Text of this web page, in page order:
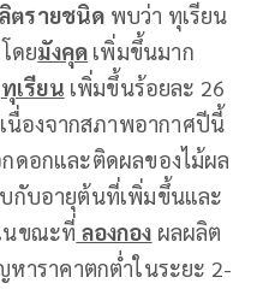
ตรายชนิด พบว่า ทุเรียน
ดยมังคุด เพิ่มขึ้นมาก
ทุเรียน เพิ่มขึ้นร้อยละ 26
นื่องจากสภาพอากาศปีนี้
ดอกและติดผลของไม้ผล
กับอายุต้นที่เพิ่มขึ้นและ
นขณะที่ ลองกอง ผลผลิต
หาราคาตกต่ำในระยะ 2-